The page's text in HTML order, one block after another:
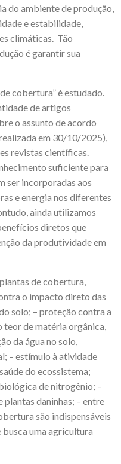
do ambiente de produção,
e estabilidade,
climáticas. Tão
é garantir sua
cobertura” é estudado.
de artigos
o assunto de acordo
em 30/10/2025),
revistas científicas.
suficiente para
ser incorporadas aos
e energia nos diferentes
ainda utilizamos
diretos que
da produtividade em
de cobertura,
o impacto direto das
solo; – proteção contra a
teor de matéria orgânica,
da água no solo,
– estímulo à atividade
do ecossistema;
de nitrogênio; –
daninhas; – entre
são indispensáveis
uma agricultura